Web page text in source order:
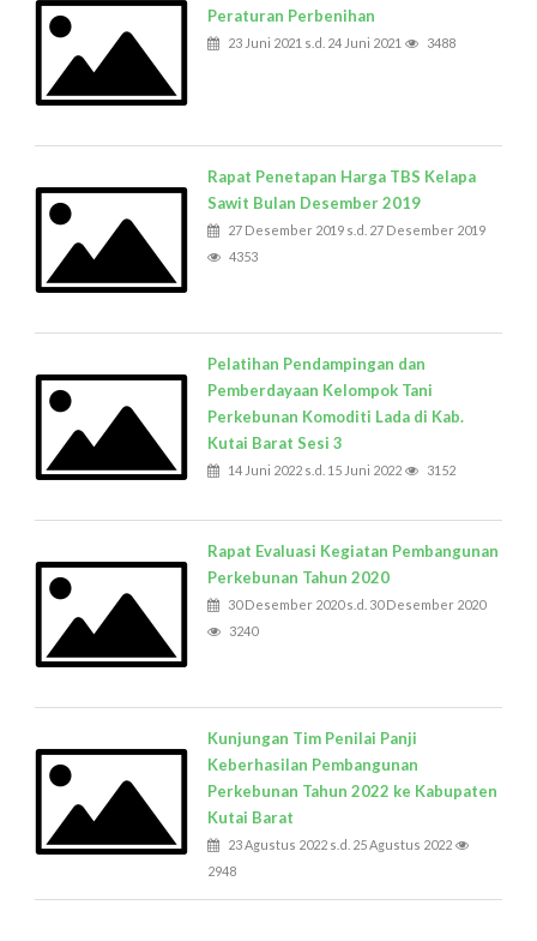
Peraturan Perbenihan
23 Juni 2021 s.d. 24 Juni 2021 3488
Rapat Penetapan Harga TBS Kelapa
Sawit Bulan Desember 2019
27 Desember 2019 s.d. 27 Desember 2019
4353
Pelatihan Pendampingan dan
Pemberdayaan Kelompok Tani
Perkebunan Komoditi Lada di Kab.
Kutai Barat Sesi 3
14 Juni 2022 s.d. 15 Juni 2022 3152
Rapat Evaluasi Kegiatan Pembangunan
Perkebunan Tahun 2020
30 Desember 2020 s.d. 30 Desember 2020
3240
Kunjungan Tim Penilai Panji
Keberhasilan Pembangunan
Perkebunan Tahun 2022 ke Kabupaten
Kutai Barat
23 Agustus 2022 s.d. 25 Agustus 2022
2948